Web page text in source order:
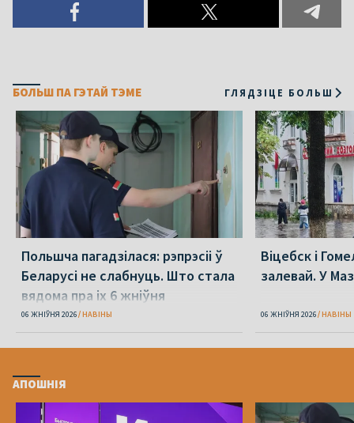
БОЛЬШ ПА ГЭТАЙ ТЭМЕ ГЛЯДЗІЦЕ БОЛЬШ
Польшча пагадзілася: рэпрэсіі ў
Беларусі не слабнуць. Што стала
вядома пра іх 6 жніўня
06 ЖНІЎНЯ 2026 НАВІНЫ
Віцебск і
залевай. У
06 ЖНІЎНЯ 2026 НАВІНЫ
АПОШНІЯ